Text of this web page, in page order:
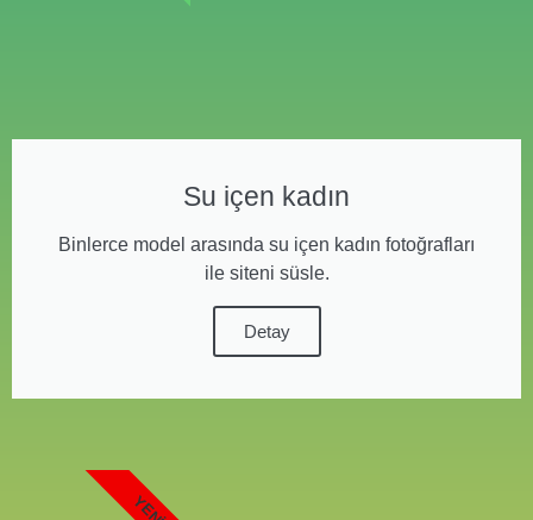
Su içen kadın
Binlerce model arasında su içen kadın fotoğrafları
ile siteni süsle.
Detay
YENI